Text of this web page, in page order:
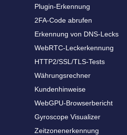
Plugin-Erkennung
2FA-Code abrufen
Erkennung von DNS-Lecks
WebRTC-Leckerkennung
HTTP2/SSL/TLS-Tests
Währungsrechner
Kundenhinweise
WebGPU-Browserbericht
Gyroscope Visualizer
Zeitzonenerkennung